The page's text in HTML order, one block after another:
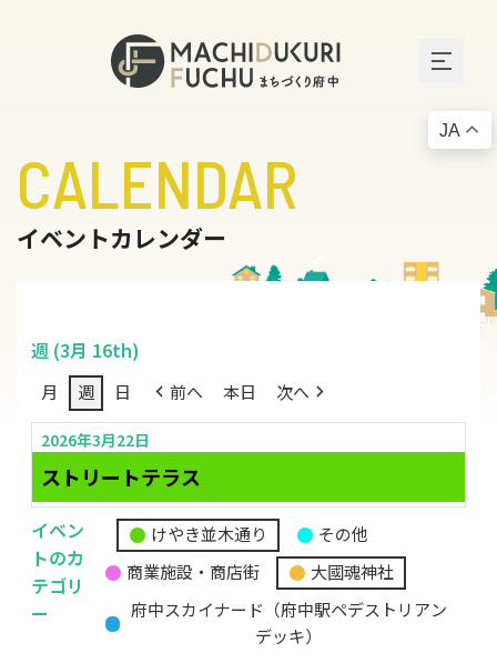
CALENDAR
イベントカレンダー
週 (3月 16th)
月 週 日 前へ 本日 次へ
2026年3月22日
ストリートテラス
イベン
トのカ
テゴリ
ー
無
題
カ
けやき並木通り
その他
商業施設・商店街
大國魂神社
府中スカイナード（府中駅ペデストリアン
デッキ）
JA